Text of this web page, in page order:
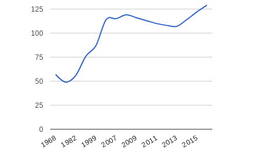
1968 1982 1999 2007 2009 2011 2013 2015
0
25
50
75
100
125